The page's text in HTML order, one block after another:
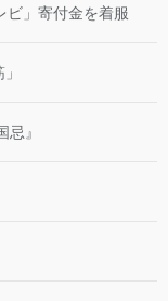
ビ」寄付金を着服
』